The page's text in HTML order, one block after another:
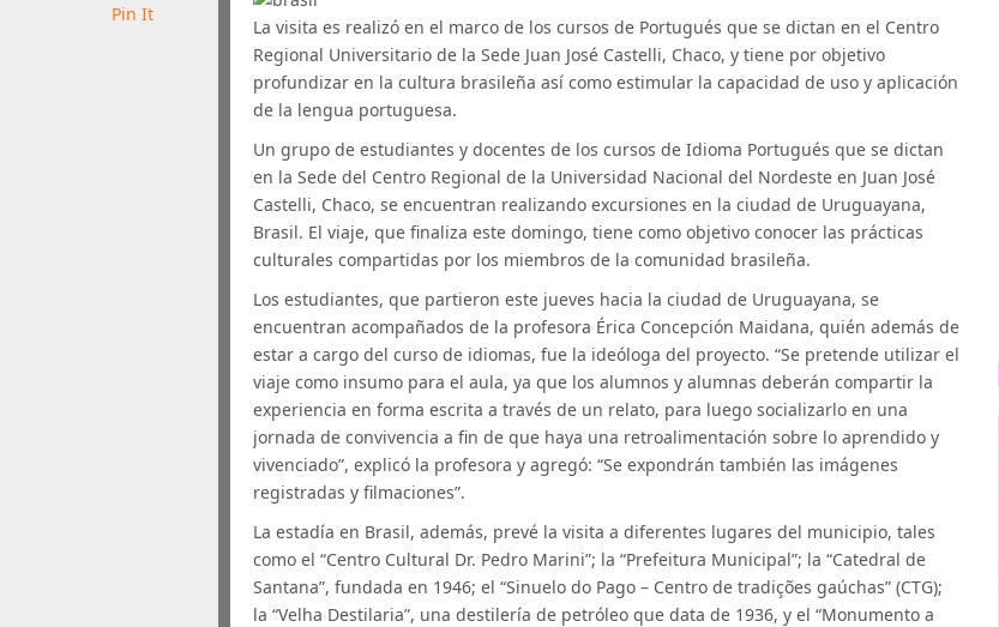
La visita es realizó en el marco de los cursos de Portugués que se dictan en el Centro
Regional Universitario de la Sede Juan José Castelli, Chaco, y tiene por objetivo
profundizar en la cultura brasileña así como estimular la capacidad de uso y aplicación
de la lengua portuguesa.
Un grupo de estudiantes y docentes de los cursos de Idioma Portugués que se dictan
en la Sede del Centro Regional de la Universidad Nacional del Nordeste en Juan José
Castelli, Chaco, se encuentran realizando excursiones en la ciudad de Uruguayana,
Brasil. El viaje, que finaliza este domingo, tiene como objetivo conocer las prácticas
culturales compartidas por los miembros de la comunidad brasileña.
Los estudiantes, que partieron este jueves hacia la ciudad de Uruguayana, se
encuentran acompañados de la profesora Érica Concepción Maidana, quién además de
estar a cargo del curso de idiomas, fue la ideóloga del proyecto. “Se pretende utilizar el
viaje como insumo para el aula, ya que los alumnos y alumnas deberán compartir la
experiencia en forma escrita a través de un relato, para luego socializarlo en una
jornada de convivencia a fin de que haya una retroalimentación sobre lo aprendido y
vivenciado”, explicó la profesora y agregó: “Se expondrán también las imágenes
registradas y filmaciones”.
La estadía en Brasil, además, prevé la visita a diferentes lugares del municipio, tales
como el “Centro Cultural Dr. Pedro Marini”; la “Prefeitura Municipal”; la “Catedral de
Santana”, fundada en 1946; el “Sinuelo do Pago – Centro de tradições gaúchas” (CTG);
la “Velha Destilaria”, una destilería de petróleo que data de 1936, y el “Monumento a
Pin It